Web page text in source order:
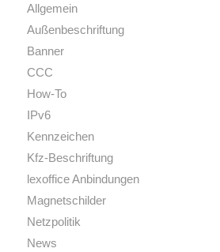
Allgemein
Außenbeschriftung
Banner
CCC
How-To
IPv6
Kennzeichen
Kfz-Beschriftung
lexoffice Anbindungen
Magnetschilder
Netzpolitik
News